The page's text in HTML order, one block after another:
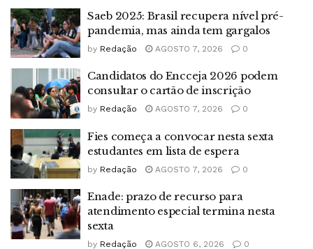
Saeb 2025: Brasil recupera nível pré-
pandemia, mas ainda tem gargalos
by Redação AGOSTO 7, 2026 0
Candidatos do Encceja 2026 podem
consultar o cartão de inscrição
by Redação AGOSTO 7, 2026 0
Fies começa a convocar nesta sexta
estudantes em lista de espera
by Redação AGOSTO 7, 2026 0
Enade: prazo de recurso para
atendimento especial termina nesta
sexta
by Redação AGOSTO 6, 2026 0